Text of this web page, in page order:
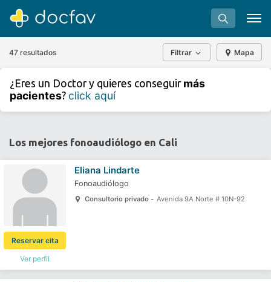
Buscar
¿Eres un doctor?
47 resultados Filtrar Mapa
¿Eres un Doctor y quieres conseguir más
pacientes? click aquí
Los mejores fonoaudiólogo en Cali
Ver perfil
Reservar cita
Eliana Lindarte
Fonoaudiólogo
Consultorio privado - Avenida 9A Norte # 10N-92
⇧
©
contributors.